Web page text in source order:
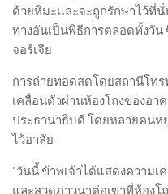
ด้วยหิมะและจะถูกรักษาไว้ที่
ทางอันเป็นพิธีการตลอดทั้งวัน
จอร์เจีย
การถ่ายทอดสดโดยสถานีโท
เคลื่อนตัวผ่านห้องโถงของอา
ประธานาธิบดี โดยหลายคนห
ไว้อาลัย
“วันนี้ ข้าพเจ้าได้แสดงความ
และสวดภาวนาต่อเขาที่ห้องโ